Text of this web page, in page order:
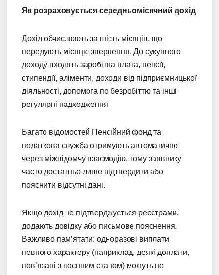
Як розраховується середньомісячний дохід
Дохід обчислюють за шість місяців, що
передують місяцю звернення. До сукупного
доходу входять заробітна плата, пенсії,
стипендії, аліменти, доходи від підприємницької
діяльності, допомога по безробіттю та інші
регулярні надходження.
Багато відомостей Пенсійний фонд та
податкова служба отримують автоматично
через міжвідомчу взаємодію, тому заявнику
часто достатньо лише підтвердити або
пояснити відсутні дані.
Якщо дохід не підтверджується реєстрами,
додають довідку або письмове пояснення.
Важливо пам’ятати: одноразові виплати
певного характеру (наприклад, деякі доплати,
пов’язані з воєнним станом) можуть не